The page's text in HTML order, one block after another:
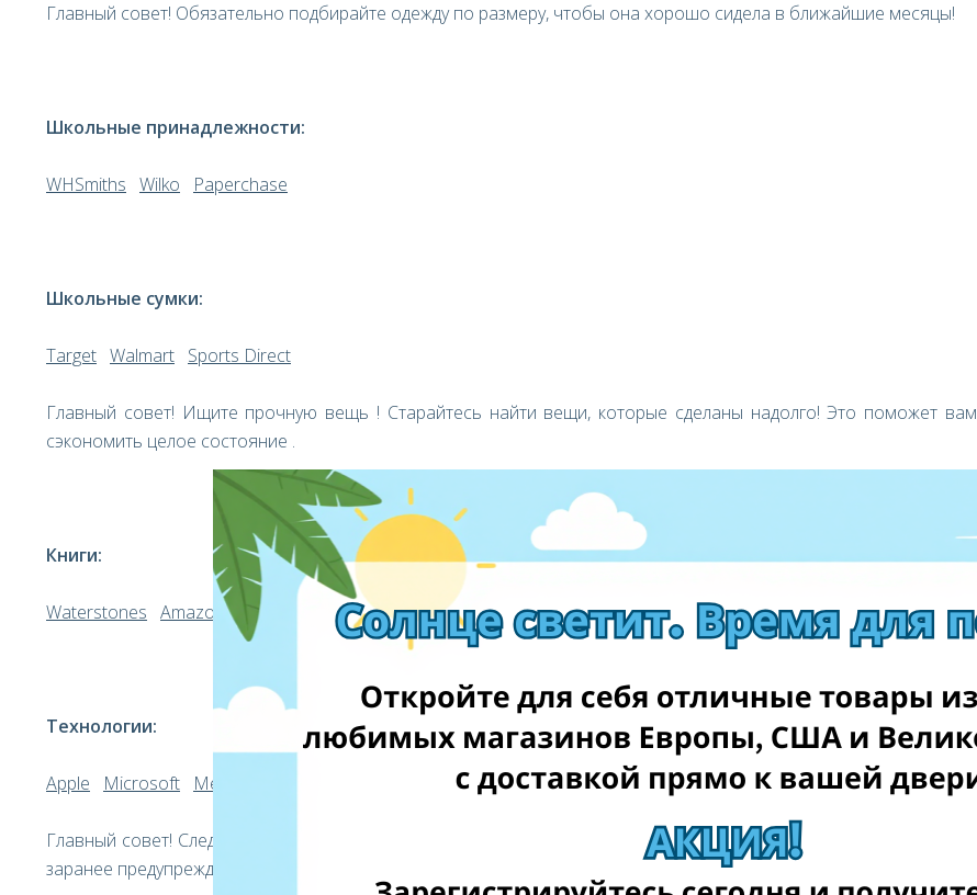
Главный совет! Oбязательно подбирайте одежду по размеру, чтобы она хорошо сидела в ближайшие месяцы!
Школьные принадлежности:
WHSmiths Wilko Paperchase
Школьные сумки:
Target Walmart Sports Direct
Главный совет! Ищите прочную вещь ! Старайтесь найти вещи, которые сделаны надолго! Это поможет вам
сэкономить целое состояние .
Книги:
Waterstones Amazon.pl Hugendubel.de
Технологии:
Apple Microsoft MediaMarkt.it
Главный совет! Следите за магазинами в социальных сетях! Многие компании предлагают скидки, промокоды и
заранее предупреждают о секретных распродажах!